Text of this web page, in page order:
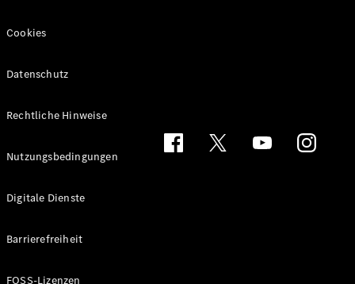
Cookies
Datenschutz
Rechtliche Hinweise
Nutzungsbedingungen
Digitale Dienste
Barrierefreiheit
FOSS-Lizenzen